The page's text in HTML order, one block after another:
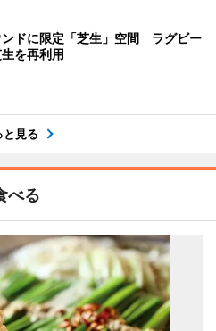
ンドに限定「芝生」空間 ラグビー
を再利用
と見る
べる